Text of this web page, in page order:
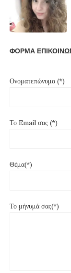
ΦΟΡΜΑ
Ονοματεπώνυμο (*)
Το Email σας (*)
Θέμα(*)
Το μήνυμά σας(*)